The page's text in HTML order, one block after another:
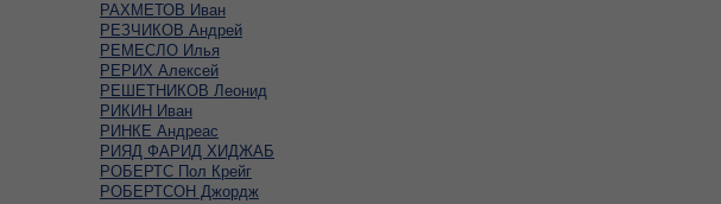
РАХМЕТОВ Иван
РЕЗЧИКОВ Андрей
РЕМЕСЛО Илья
РЕРИХ Алексей
РЕШЕТНИКОВ Леонид
РИКИН Иван
РИНКЕ Андреас
РИЯД ФАРИД ХИДЖАБ
РОБЕРТС Пол Крейг
РОБЕРТСОН Джордж